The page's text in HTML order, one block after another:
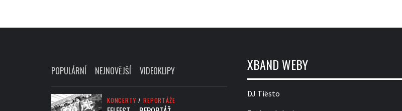
POPULÁRNÍ NEJNOVĚJŠÍ VIDEOKLIPY
KONCERTY / REPORTÁŽE
XBAND WEBY
DJ Tiësto